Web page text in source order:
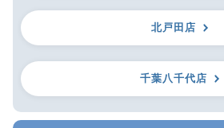
北戸田店
千葉八千代店